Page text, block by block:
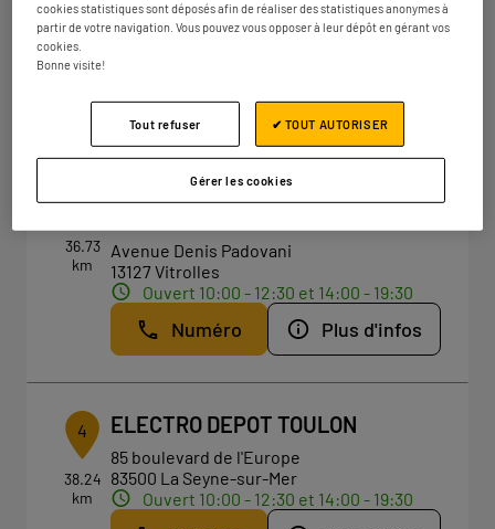
28.76
km
Zone commerciale de Plan de Campagne
13480 Cabriès
Numéro Plus d'infos
3
36.73
km
ELECTRO DEPOT MARSEILLE -
Avenue Denis Padovani
13127 Vitrolles
Ouvert 10:00 - 12:30 et 14:00 - 19:30
Numéro Plus d'infos
4
38.24
km
ELECTRO DEPOT TOULON
85 boulevard de l'Europe
83500 La Seyne-sur-Mer
Ouvert 10:00 - 12:30 et 14:00 - 19:30
cookies statistiques sont déposés afin de réaliser des statistiques anonymes à
partir de votre navigation. Vous pouvez vous opposer à leur dépôt en gérant vos
cookies.
Bonne visite!
Gérer les cookies
Tout refuser ✔ TOUT AUTORISER